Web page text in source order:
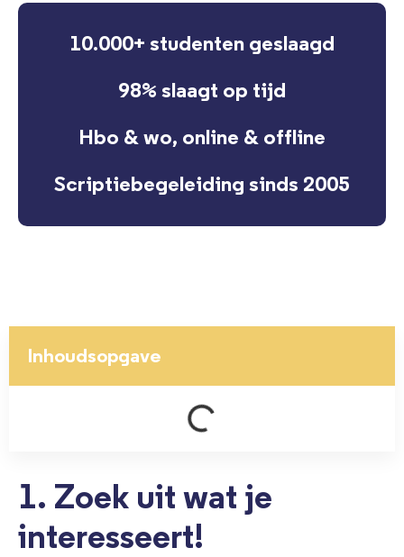
10.000+ studenten geslaagd
98% slaagt op tijd
Hbo & wo, online & offline
Scriptiebegeleiding sinds 2005
Inhoudsopgave
1. Zoek uit wat je
interesseert!